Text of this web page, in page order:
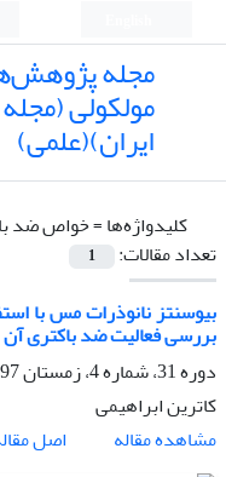
مجله
مولکولی
ایران)(علمی)
کلیدواژه‌ها =خواص ضد
تعداد مقالات:
1
بررسی فعالیت ضد باکتری آن
دوره 31، شماره 4، زمستان 1397، صفحه
کاترین ابراهیمی
مشاهده مقاله
اصل